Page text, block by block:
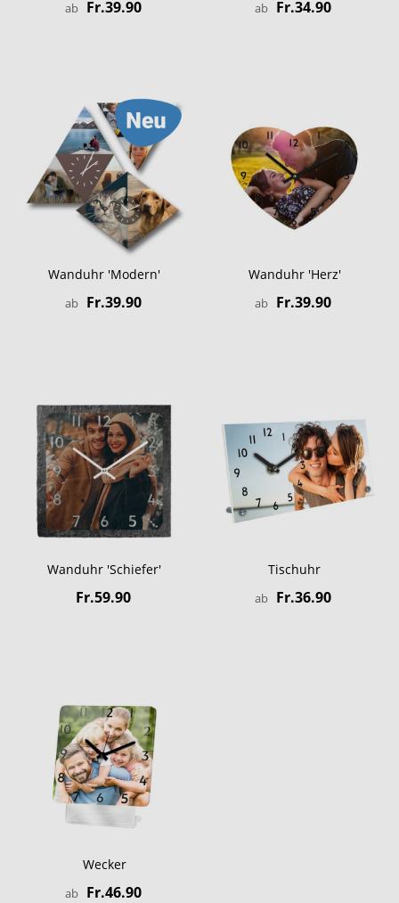
ab Fr.39.90 ab Fr.34.90
Wanduhr 'Modern'
ab Fr.39.90
Wanduhr 'Herz'
ab Fr.39.90
Wanduhr 'Schiefer'
Fr.59.90
Tischuhr
ab Fr.36.90
Wecker
ab Fr.46.90